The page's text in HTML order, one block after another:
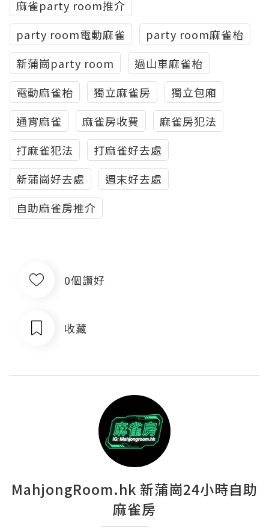
麻雀party room推介
party room電動麻雀
party room麻雀枱
新蒲崗party room
過山車麻雀枱
電動麻雀枱
獨立麻雀房
獨立包廂
通宵麻雀
麻雀房收費
麻雀房犯法
打麻雀犯法
打麻雀好去處
新蒲崗好去處
週末好去處
自助麻雀房推介
0個讚好
收藏
MahjongRoom.hk 新蒲崗24小時自助
麻雀房